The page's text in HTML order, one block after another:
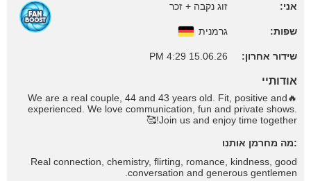
אני: זוג נקבה + זכר
שפות: גרמנית
שידור אחרון: 15.06.26 4:29 PM
אודותיי
🔥We are a real couple, 44 and 43 years old. Fit, positive and
experienced. We love communication, fun and private shows.
Join us and enjoy time together!🥰
:מה מחרמן אותנו
Real connection, chemistry, flirting, romance, kindness, good
conversation and generous gentlemen.